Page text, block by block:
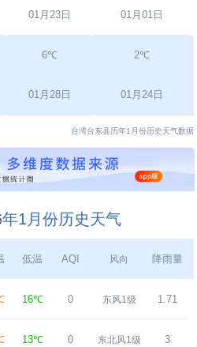
01月23日 01月01日
6℃
01月28日
2℃
01月24日
台湾台东县历年1月份历史天气数据
1月份历史天气
低温 AQI 风向 降雨量
16℃ 0 东风1级 1.71
13℃ 0 东北风1级 3